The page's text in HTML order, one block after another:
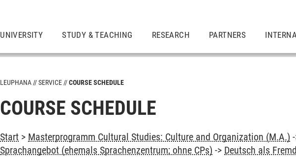
UNIVERSITY STUDY & TEACHING RESEARCH PARTNERS
LEUPHANA SERVICE COURSE SCHEDULE
COURSE SCHEDULE
Start > Masterprogramm Cultural Studies: Culture and Organization (M.A.)
Sprachangebot (ehemals Sprachenzentrum; ohne CPs) -> Deutsch als